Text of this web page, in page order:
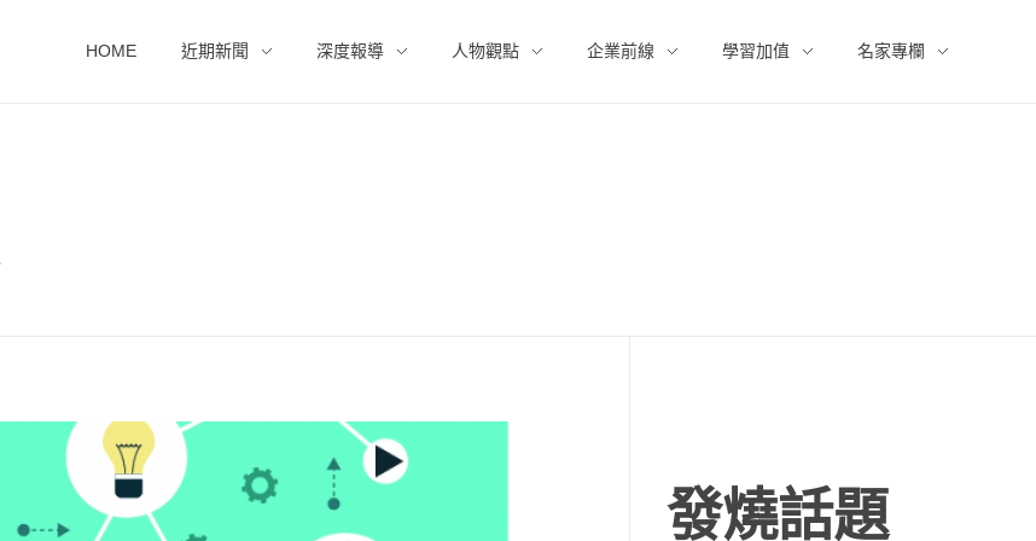
HOME 近期新聞 深度報導 人物觀點 企業前線 學習加值 名家專欄
發燒話題